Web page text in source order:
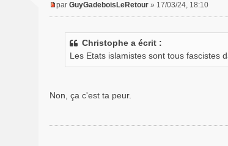
o
par GuyGadeboisLeRetour » 17/03/24, 18:10
Christophe a écrit :
Les Etats islamistes sont tous fascistes
Non, ça c'est ta peur.